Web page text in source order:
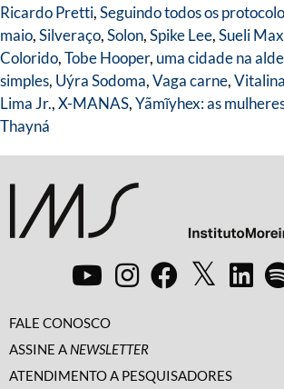
Ricardo Pretti,Seguindo todos os
maio,Silveraço,Solon,Spike Lee,Sueli
Colorido,Tobe Hooper, uma cidade na
simples, Uýra Sodoma,Vaga carne,
Lima Jr.,X-MANAS,Yãmĩyhex: as
Thayná
FALE CONOSCO
ASSINE A NEWSLETTER
ATENDIMENTO A PESQUISADORES